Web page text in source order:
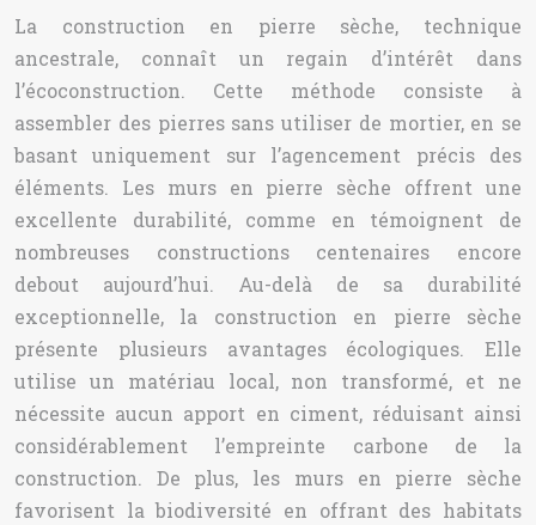
La construction en pierre sèche, technique
ancestrale, connaît un regain d’intérêt dans
l’écoconstruction. Cette méthode consiste à
assembler des pierres sans utiliser de mortier, en se
basant uniquement sur l’agencement précis des
éléments. Les murs en pierre sèche offrent une
excellente durabilité, comme en témoignent de
nombreuses constructions centenaires encore
debout aujourd’hui. Au-delà de sa durabilité
exceptionnelle, la construction en pierre sèche
présente plusieurs avantages écologiques. Elle
utilise un matériau local, non transformé, et ne
nécessite aucun apport en ciment, réduisant ainsi
considérablement l’empreinte carbone de la
construction. De plus, les murs en pierre sèche
favorisent la biodiversité en offrant des habitats